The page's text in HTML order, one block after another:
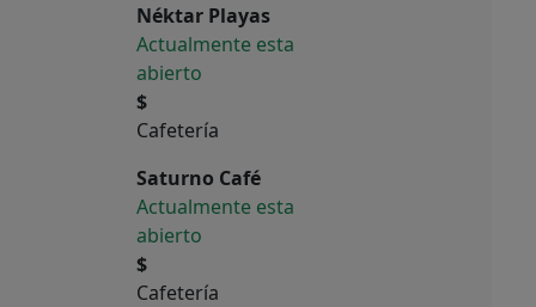
Néktar Playas
Actualmente esta
abierto
$
Cafetería
Saturno Café
Actualmente esta
abierto
$
Cafetería